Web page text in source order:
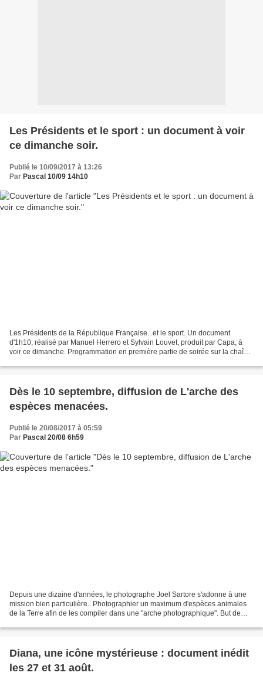
Les Présidents et le sport : un document à voir
ce dimanche soir.
Publié le 10/09/2017 à 13:26
Par Pascal 10/09 14h10
Les Présidents de la République Française...et le sport. Un document
d'1h10, réalisé par Manuel Herrero et Sylvain Louvet, produit par Capa, à
voir ce dimanche. Programmation en première partie de soirée sur la chaîne
Dès le 10 septembre, diffusion de L'arche des
espèces menacées.
Publié le 20/08/2017 à 05:59
Par Pascal 20/08 6h59
Depuis une dizaine d'années, le photographe Joel Sartore s'adonne à une
mission bien particulière...Photographier un maximum d'espèces animales
de la Terre afin de les compiler dans une "arche photographique". But de
Diana, une icône mystérieuse : document inédit
les 27 et 31 août.